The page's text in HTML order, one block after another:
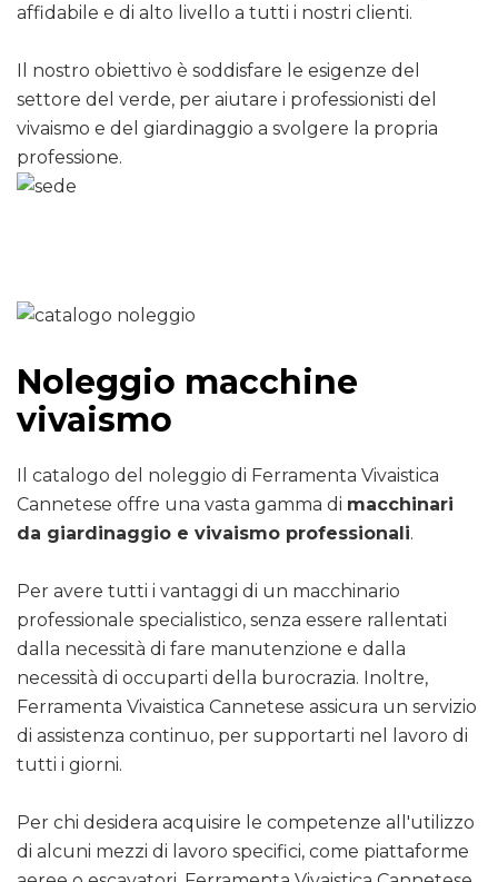
affidabile e di alto livello a tutti i nostri clienti.
Il nostro obiettivo è soddisfare le esigenze del
settore del verde, per aiutare i professionisti del
vivaismo e del giardinaggio a svolgere la propria
professione.
Noleggio macchine
vivaismo
Il catalogo del noleggio di Ferramenta Vivaistica
Cannetese offre una vasta gamma di macchinari
da giardinaggio e vivaismo professionali.
Per avere tutti i vantaggi di un macchinario
professionale specialistico, senza essere rallentati
dalla necessità di fare manutenzione e dalla
necessità di occuparti della burocrazia. Inoltre,
Ferramenta Vivaistica Cannetese assicura un servizio
di assistenza continuo, per supportarti nel lavoro di
tutti i giorni.
Per chi desidera acquisire le competenze all'utilizzo
di alcuni mezzi di lavoro specifici, come piattaforme